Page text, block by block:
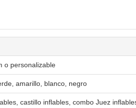
o personalizable
amarillo, blanco, negro
castillo inflables, combo Juez